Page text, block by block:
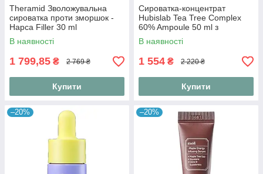
Theramid Зволожувальна
сироватка проти зморшок -
Hapca Filler 30 ml
В наявності
1 799,85 ₴ 2 769 ₴
Купити
Сироватка-концентрат
Hubislab Tea Tree Complex
60% Ampoule 50 ml з
екстрактом чайного дерева
60%
В наявності
1 554 ₴ 2 220 ₴
Купити
–20% –20%